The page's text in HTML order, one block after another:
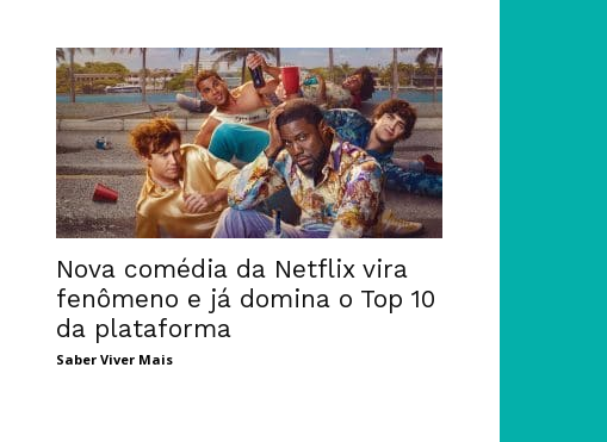
Nova comédia da Netflix vira
fenômeno e já domina o Top 10
da plataforma
Saber Viver Mais